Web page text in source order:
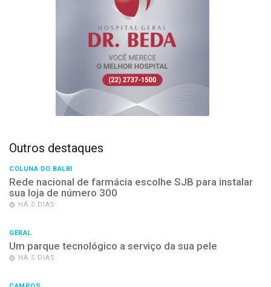
Outros destaques
COLUNA DO BALBI
Rede nacional de farmácia escolhe SJB para instalar
sua loja de número 300
HÁ 5 DIAS
GERAL
Um parque tecnológico a serviço da sua pele
HÁ 5 DIAS